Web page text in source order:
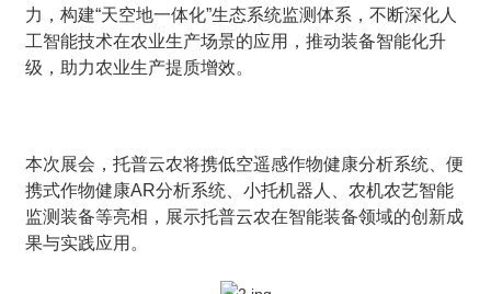
力，构建“天空地一体化”生态系统监测体系，不断深化人
工智能技术在农业生产场景的应用，推动装备智能化升
级，助力农业生产提质增效。
本次展会，托普云农将携低空遥感作物健康分析系统、便
携式作物健康AR分析系统、小托机器人、农机农艺智能
监测装备等亮相，展示托普云农在智能装备领域的创新成
果与实践应用。